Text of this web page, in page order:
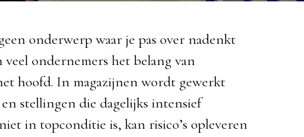
onderwerp waar je pas over nadenkt
veel ondernemers het belang van
hoofd. In magazijnen wordt gewerkt
stellingen die dagelijks intensief
in topconditie is, kan risico’s opleveren